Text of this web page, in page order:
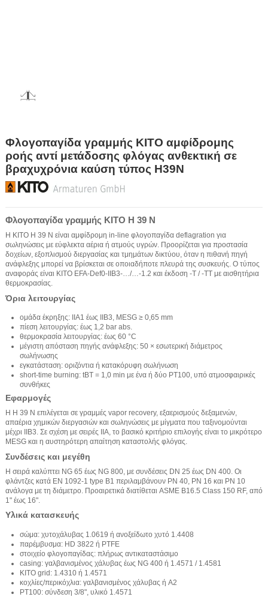
Φλογοπαγίδα γραμμής KITO αμφίδρομης
ροής αντί μετάδοσης φλόγας ανθεκτική σε
βραχυχρόνια καύση τύπος H39N
Φλογοπαγίδα γραμμής KITO H 39 N
Η KITO H 39 N είναι αμφίδρομη in-line φλογοπαγίδα deflagration για
σωληνώσεις με εύφλεκτα αέρια ή ατμούς υγρών. Προορίζεται για προστασία
δοχείων, εξοπλισμού διεργασίας και τμημάτων δικτύου, όταν η πιθανή πηγή
ανάφλεξης μπορεί να βρίσκεται σε οποιαδήποτε πλευρά της συσκευής. Ο τύπος
αναφοράς είναι KITO EFA-Def0-IIB3-…/…-1.2 και έκδοση -T / -TT με αισθητήρια
θερμοκρασίας.
Όρια λειτουργίας
ομάδα έκρηξης: IIA1 έως IIB3, MESG ≥ 0,65 mm
πίεση λειτουργίας: έως 1,2 bar abs.
θερμοκρασία λειτουργίας: έως 60 °C
μέγιστη απόσταση πηγής ανάφλεξης: 50 × εσωτερική διάμετρος
σωλήνωσης
εγκατάσταση: οριζόντια ή κατακόρυφη σωλήνωση
short-time burning: tBT = 1,0 min με ένα ή δύο PT100, υπό ατμοσφαιρικές
συνθήκες
Εφαρμογές
Η H 39 N επιλέγεται σε γραμμές vapor recovery, εξαερισμούς δεξαμενών,
απαέρια χημικών διεργασιών και σωληνώσεις με μίγματα που ταξινομούνται
μέχρι IIB3. Σε σχέση με σειρές IIA, το βασικό κριτήριο επιλογής είναι το μικρότερο
MESG και η αυστηρότερη απαίτηση καταστολής φλόγας.
Συνδέσεις και μεγέθη
Η σειρά καλύπτει NG 65 έως NG 800, με συνδέσεις DN 25 έως DN 400. Οι
φλάντζες κατά EN 1092-1 type B1 περιλαμβάνουν PN 40, PN 16 και PN 10
ανάλογα με τη διάμετρο. Προαιρετικά διατίθεται ASME B16.5 Class 150 RF, από
1" έως 16".
Υλικά κατασκευής
σώμα: χυτοχάλυβας 1.0619 ή ανοξείδωτο χυτό 1.4408
παρέμβυσμα: HD 3822 ή PTFE
στοιχείο φλογοπαγίδας: πλήρως αντικαταστάσιμο
casing: γαλβανισμένος χάλυβας έως NG 400 ή 1.4571 / 1.4581
KITO grid: 1.4310 ή 1.4571
κοχλίες/περικόχλια: γαλβανισμένος χάλυβας ή A2
PT100: σύνδεση 3/8", υλικό 1.4571